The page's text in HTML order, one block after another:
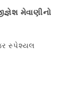
મેવાણીનો